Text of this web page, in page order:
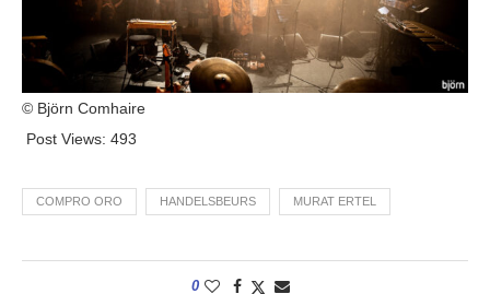
© Björn Comhaire
Post Views: 493
COMPRO ORO HANDELSBEURS MURAT ERTEL
0